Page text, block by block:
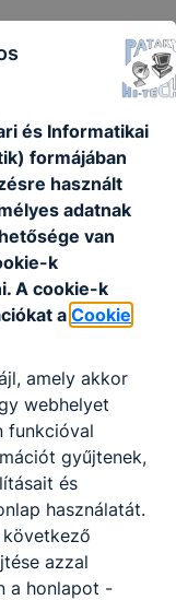
és Informatikai
formájában
használt
adatnak
van
k
A cookie-k
aCookie
amely akkor
webhelyet
funkcióval
gyűjtenek,
és
használatát.
azzal
a honlapot -